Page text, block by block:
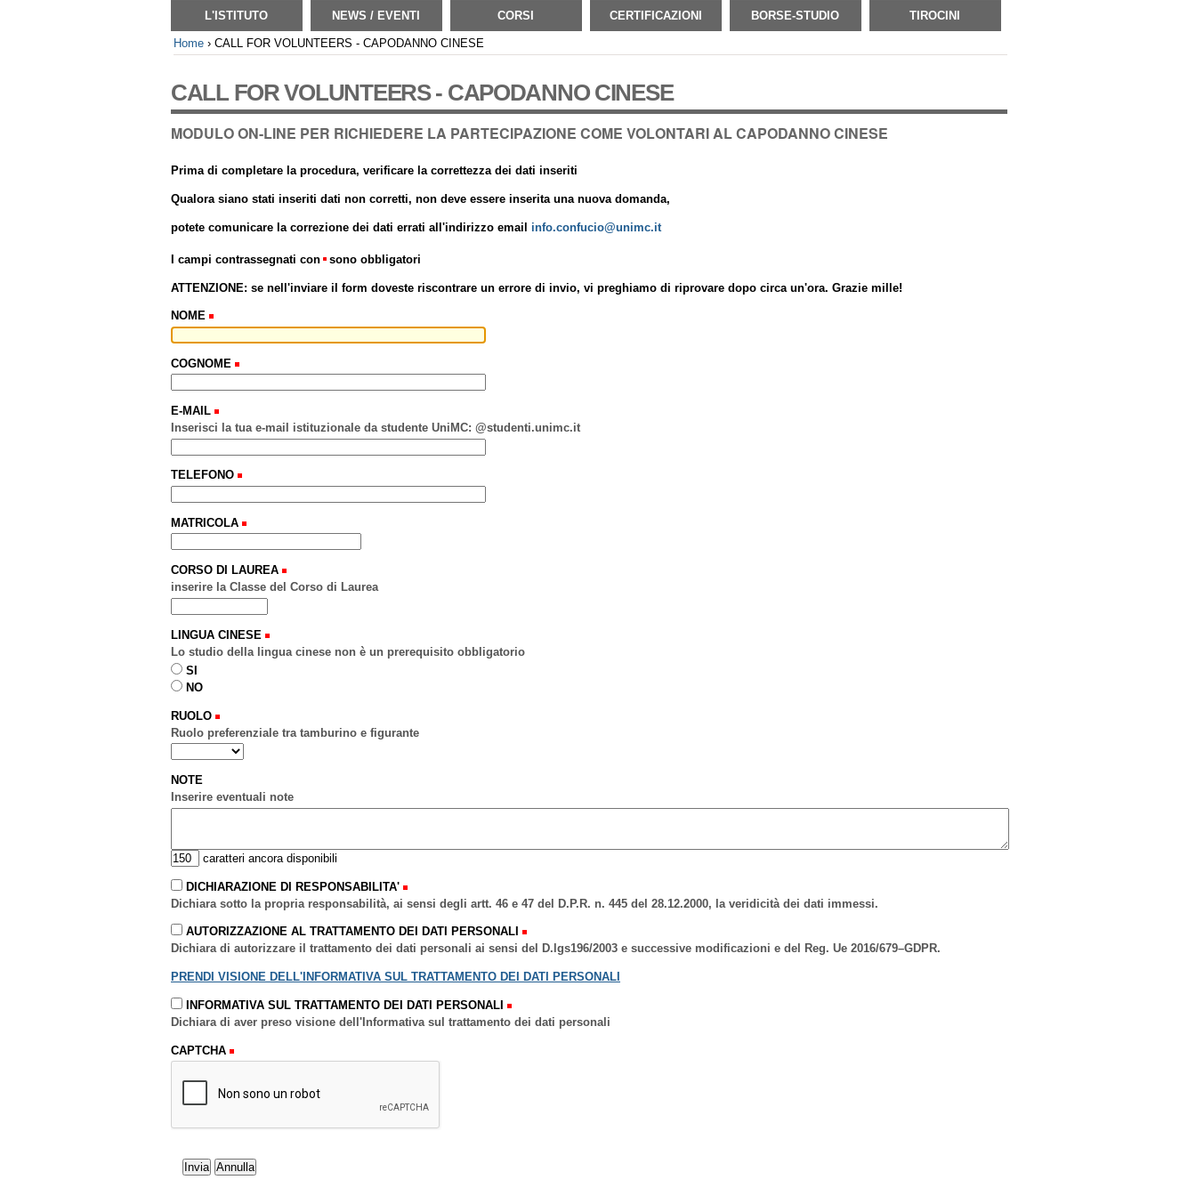
L'ISTITUTO NEWS / EVENTI CORSI CERTIFICAZIONI BORSE-STUDIO TIROCINI
Home ›CALL FOR VOLUNTEERS - CAPODANNO CINESE
CALL FOR VOLUNTEERS - CAPODANNO CINESE
MODULO ON-LINE PER RICHIEDERE LA PARTECIPAZIONE COME VOLONTARI AL CAPODANNO CINESE
Prima di completare la procedura, verificare la correttezza dei dati inseriti
Qualora siano stati inseriti dati non corretti, non deve essere inserita una nuova domanda,
potete comunicare la correzione dei dati errati all'indirizzo email info.confucio@unimc.it
I campi contrassegnati con sono obbligatori
ATTENZIONE: se nell'inviare il form doveste riscontrare un errore di invio, vi preghiamo di riprovare dopo circa un'ora. Grazie mille!
NOME
COGNOME
E-MAIL
Inserisci la tua e-mail istituzionale da studente UniMC: @studenti.unimc.it
TELEFONO
MATRICOLA
CORSO DI LAUREA
inserire la Classe del Corso di Laurea
LINGUA CINESE
Lo studio della lingua cinese non è un prerequisito obbligatorio
SI
NO
RUOLO
Ruolo preferenziale tra tamburino e figurante
NOTE
Inserire eventuali note
caratteri ancora disponibili
DICHIARAZIONE DI RESPONSABILITA'
Dichiara sotto la propria responsabilità, ai sensi degli artt. 46 e 47 del D.P.R. n. 445 del 28.12.2000, la veridicità dei dati immessi.
AUTORIZZAZIONE AL TRATTAMENTO DEI DATI PERSONALI
Dichiara di autorizzare il trattamento dei dati personali ai sensi del D.lgs196/2003 e successive modificazioni e del Reg. Ue 2016/679–GDPR.
PRENDI VISIONE DELL'INFORMATIVA SUL TRATTAMENTO DEI DATI PERSONALI
INFORMATIVA SUL TRATTAMENTO DEI DATI PERSONALI
Dichiara di aver preso visione dell'Informativa sul trattamento dei dati personali
CAPTCHA